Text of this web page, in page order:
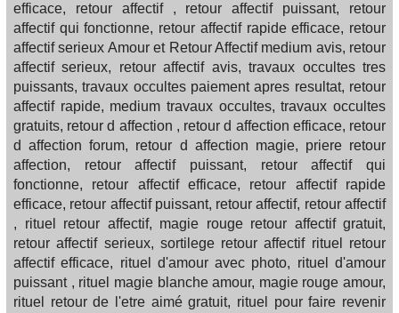
efficace, retour affectif , retour affectif puissant, retour
affectif qui fonctionne, retour affectif rapide efficace, retour
affectif serieux Amour et Retour Affectif medium avis, retour
affectif serieux, retour affectif avis, travaux occultes tres
puissants, travaux occultes paiement apres resultat, retour
affectif rapide, medium travaux occultes, travaux occultes
gratuits, retour d affection , retour d affection efficace, retour
d affection forum, retour d affection magie, priere retour
affection, retour affectif puissant, retour affectif qui
fonctionne, retour affectif efficace, retour affectif rapide
efficace, retour affectif puissant, retour affectif, retour affectif
, rituel retour affectif, magie rouge retour affectif gratuit,
retour affectif serieux, sortilege retour affectif rituel retour
affectif efficace, rituel d'amour avec photo, rituel d'amour
puissant , rituel magie blanche amour, magie rouge amour,
rituel retour de l'etre aimé gratuit, rituel pour faire revenir